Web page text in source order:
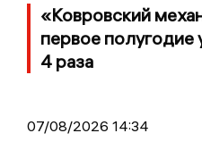
«Ковровский
первое полугодие
4 раза
07/08/2026 14:34